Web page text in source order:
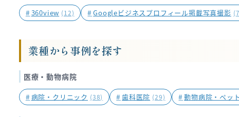
#360view (12) #Googleビジネスプロフィール掲載写真撮影
業種から事例を探す
医療・動物病院
#病院・クリニック (38) #歯科医院 (29) #動物病院・ペッ